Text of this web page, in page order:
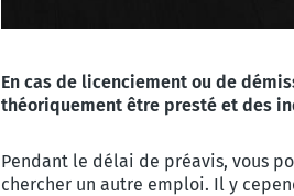
En cas de licenciement ou de
théoriquement être presté et des
Pendant le délai de préavis, vous
chercher un autre emploi. Il y